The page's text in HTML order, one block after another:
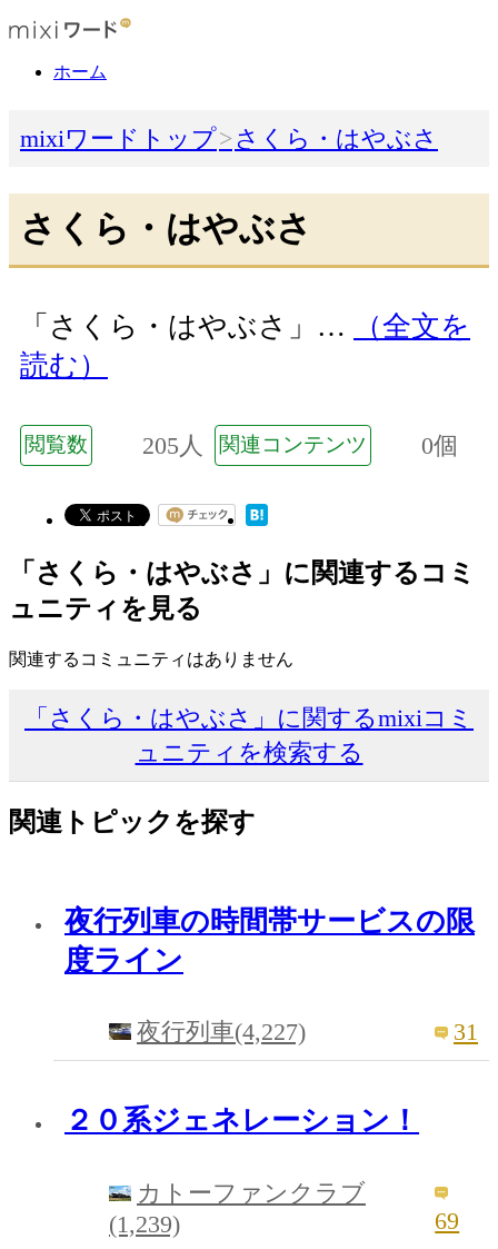
ホーム
mixiワードトップ さくら・はやぶさ
さくら・はやぶさ
「さくら・はやぶさ」…
（全文を
読む）
閲覧数 205人 関連コンテンツ 0個
「さくら・はやぶさ」に関連するコミ
ュニティを見る
関連するコミュニティはありません
「さくら・はやぶさ」に関するmixiコミ
ュニティを検索する
関連トピックを探す
夜行列車の時間帯サービスの限
度ライン
夜行列車(4,227) 31
２０系ジェネレーション！
カトーファンクラブ
(1,239)
69